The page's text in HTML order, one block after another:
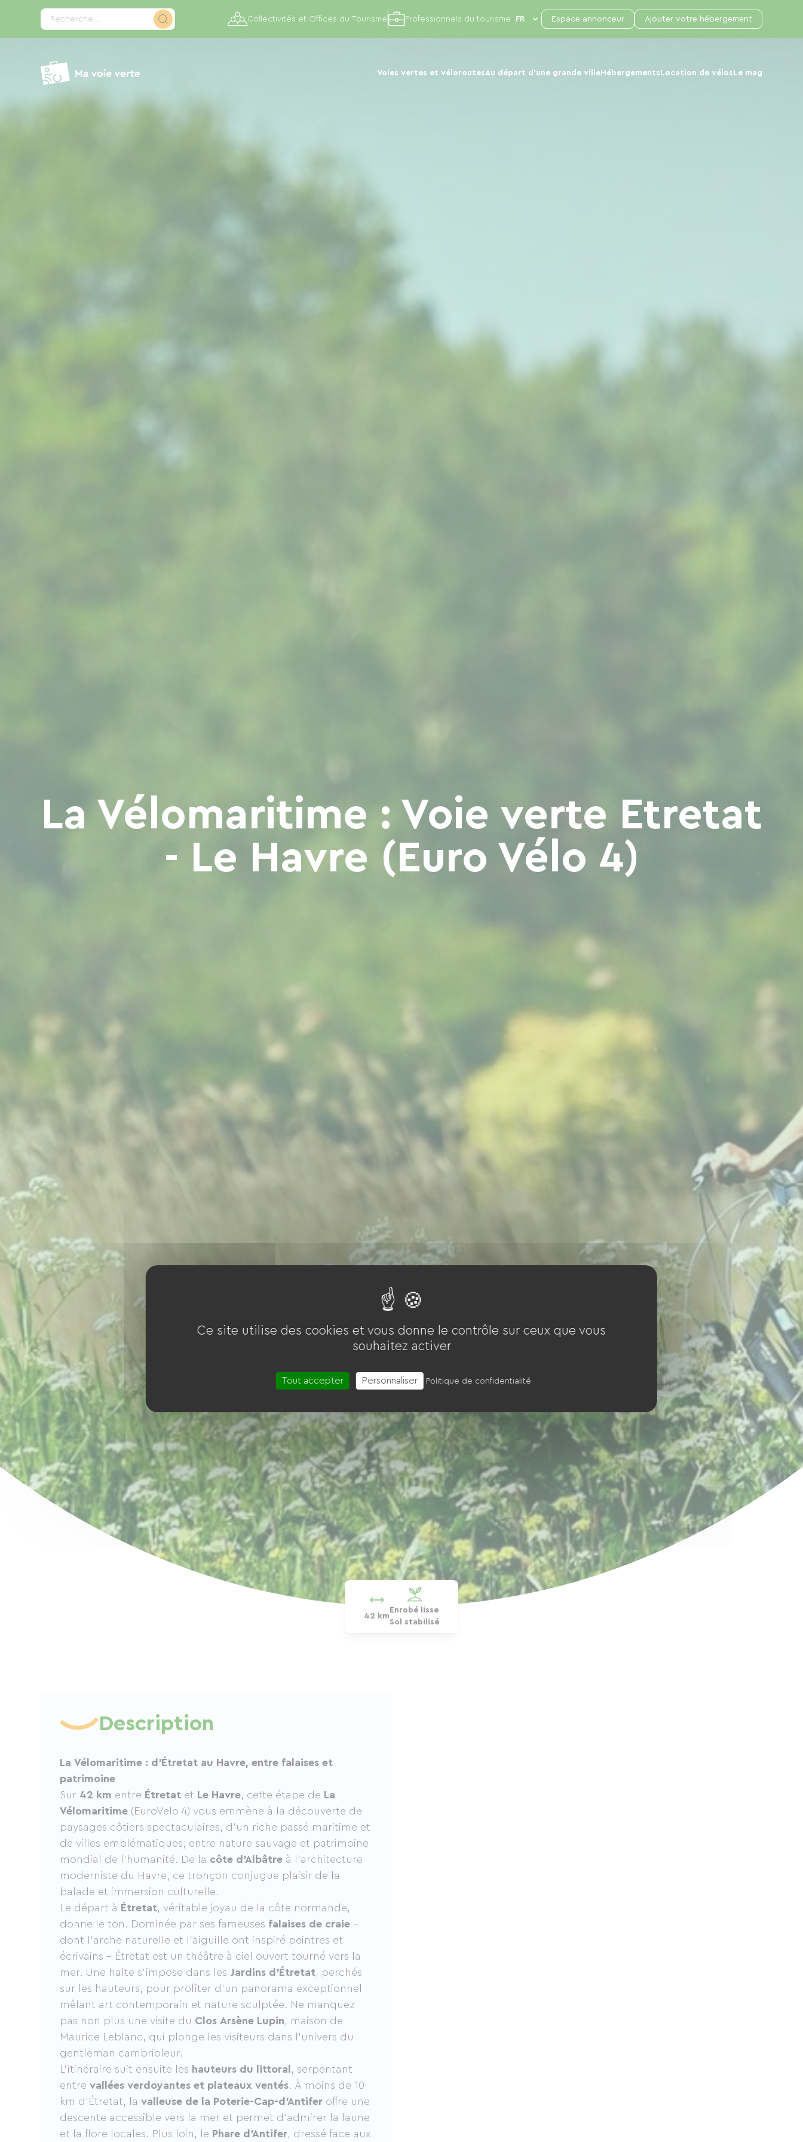
Recherche...
Voies vertes et véloroutesAu départ d'une grande ville Hébergements Location de vélos Le mag
Collectivités et Offices du Tourisme Professionnels du tourisme Espace annonceur Ajouter votre hébergement
La Vélomaritime : Voie verte Etretat
- Le Havre (Euro Vélo 4)
42 km
Enrobé lisse
Sol stabilisé
Description
La Vélomaritime : d’Étretat au Havre, entre falaises et
patrimoine
Sur 42 km entre Étretat et Le Havre, cette étape de La
Vélomaritime (EuroVelo 4) vous emmène à la découverte de
paysages côtiers spectaculaires, d’un riche passé maritime et
de villes emblématiques, entre nature sauvage et patrimoine
mondial de l’humanité. De la côte d’Albâtre à l’architecture
moderniste du Havre, ce tronçon conjugue plaisir de la
balade et immersion culturelle.
Le départ à Étretat, véritable joyau de la côte normande,
donne le ton. Dominée par ses fameuses falaises de craie –
dont l’arche naturelle et l’aiguille ont inspiré peintres et
écrivains – Étretat est un théâtre à ciel ouvert tourné vers la
mer. Une halte s’impose dans les Jardins d’Étretat, perchés
sur les hauteurs, pour profiter d’un panorama exceptionnel
mêlant art contemporain et nature sculptée. Ne manquez
pas non plus une visite du Clos Arsène Lupin, maison de
Maurice Leblanc, qui plonge les visiteurs dans l’univers du
gentleman cambrioleur.
L’itinéraire suit ensuite les hauteurs du littoral , serpentant
entre vallées verdoyantes et plateaux ventés. À moins de 10
km d’Étretat, la valleuse de la Poterie-Cap-d’Antifer offre une
descente accessible vers la mer et permet d’admirer la faune
et la flore locales. Plus loin, le Phare d’Antifer, dressé face aux
Panneau de gestion des cookies
Ce site utilise des cookies et vous donne le contrôle sur ceux que vous
souhaitez activer
Tout accepter Personnaliser Politique de confidentialité